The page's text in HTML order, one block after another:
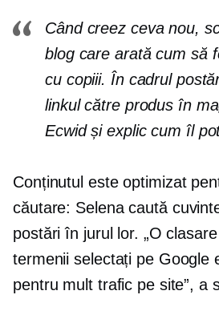
Când creez ceva nou,
blog care arată cum să
cu copiii. În cadrul
linkul către produs în
Ecwid și explic cum îl
Conținutul este optimizat
căutare: Selena caută
postări în jurul lor. „O
termenii selectați pe Google
pentru mult trafic pe site”, a